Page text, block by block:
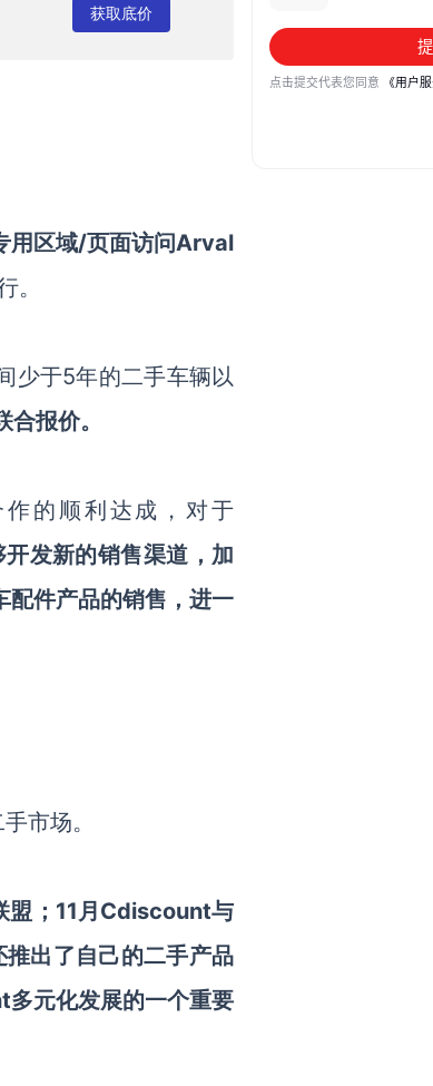
获取底价
用区域/页面访问Arval
。
少于5年的二手车辆以
合报价。
的顺利达成，对于
发新的销售渠道， 加
配件产品的销售，进一
市场。
；11月 Cdiscount与
推出了自己的二手产品
多元化发展的一个重要